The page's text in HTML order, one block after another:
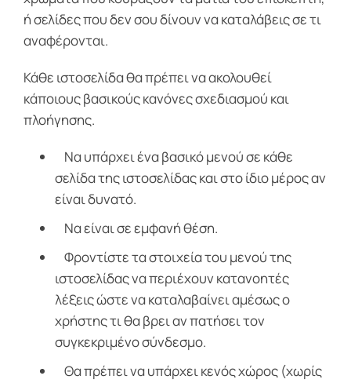
ή σελίδες που δεν σου δίνουν να καταλάβεις σε τι
αναφέρονται.
Κάθε ιστοσελίδα θα πρέπει να ακολουθεί
κάποιους βασικούς κανόνες σχεδιασμού και
πλοήγησης.
Να υπάρχει ένα βασικό μενού σε κάθε
σελίδα της ιστοσελίδας και στο ίδιο μέρος αν
είναι δυνατό.
Να είναι σε εμφανή θέση.
Φροντίστε τα στοιχεία του μενού της
ιστοσελίδας να περιέχουν κατανοητές
λέξεις ώστε να καταλαβαίνει αμέσως ο
χρήστης τι θα βρει αν πατήσει τον
συγκεκριμένο σύνδεσμο.
Θα πρέπει να υπάρχει κενός χώρος (χωρίς